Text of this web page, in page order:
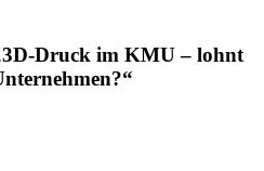
Druck im KMU – lohnt